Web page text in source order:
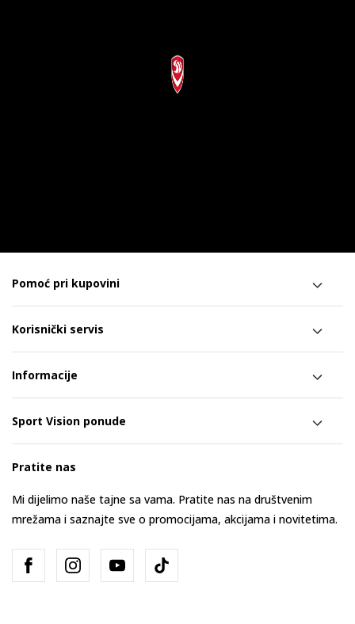
Pomoć pri kupovini
Korisnički servis
Informacije
Sport Vision ponude
Pratite nas
Mi dijelimo naše tajne sa vama. Pratite nas na društvenim
mrežama i saznajte sve o promocijama, akcijama i novitetima.